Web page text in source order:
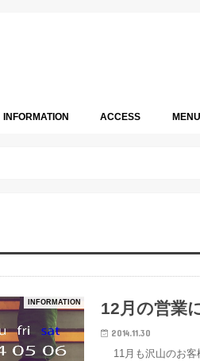
INFORMATION ACCESS MENU
INFORMATION 12月の営業
2014.11.30
11月も沢山のお客